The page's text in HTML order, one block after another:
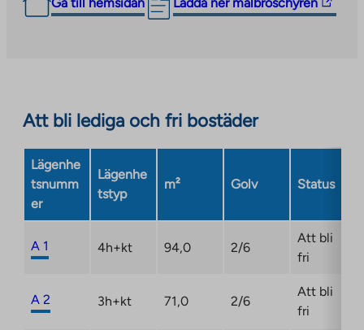
Gå till hemsidan Ladda ner målbroschyren
external
opens
a
tab
Att bli lediga och fri bostäder
Lägenhe
tsnumm
er
Lägenhe
tstyp
m² Golv Status
A 1 4h+kt 94,0 2/6
Att bli
fri
A 2 3h+kt 71,0 2/6
Att bli
fri